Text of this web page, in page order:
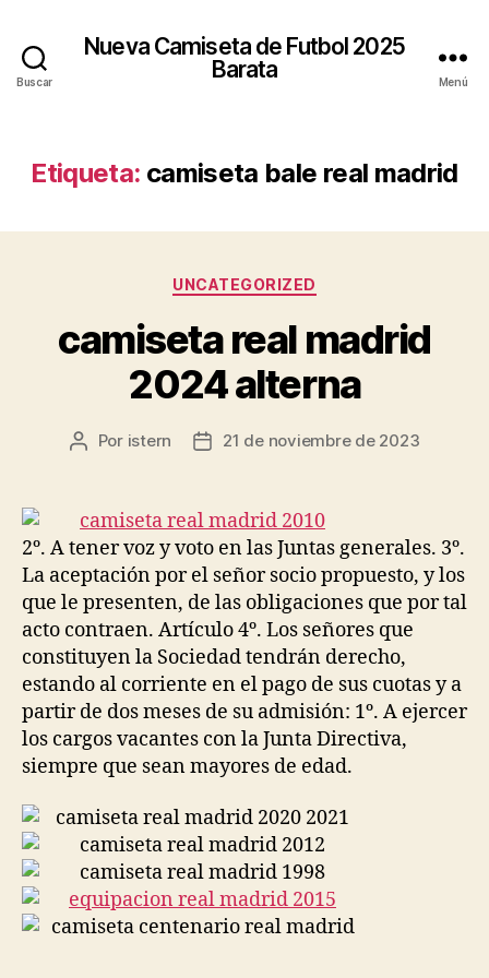
Buscar
Nueva Camiseta de Futbol 2025
Barata
Menú
Etiqueta: camiseta bale real madrid
Categorías
UNCATEGORIZED
camiseta real madrid
2024 alterna
Autor
entrada
Por istern
Fecha
entrada
21 de noviembre de 2023
2º. A tener voz y voto en las Juntas generales. 3º.
La aceptación por el señor socio propuesto, y los
que le presenten, de las obligaciones que por tal
acto contraen. Artículo 4º. Los señores que
constituyen la Sociedad tendrán derecho,
estando al corriente en el pago de sus cuotas y a
partir de dos meses de su admisión: 1º. A ejercer
los cargos vacantes con la Junta Directiva,
siempre que sean mayores de edad.